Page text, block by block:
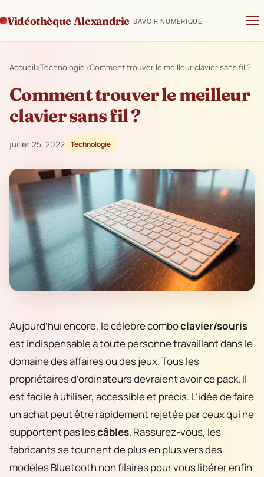
Vidéothèque Alexandrie SAVOIR NUMÉRIQUE
Accueil›Technologie›Comment trouver le meilleur clavier sans fil ?
Comment trouver le meilleur
clavier sans fil ?
juillet 25, 2022 Technologie
Aujourd’hui encore, le célèbre comboclavier/souris
est indispensable à toute personne travaillant dans le
domaine des affaires ou des jeux. Tous les
propriétaires d’ordinateurs devraient avoir ce pack. Il
est facile à utiliser, accessible et précis. L’idée de faire
un achat peut être rapidement rejetée par ceux qui ne
supportent pas lescâbles. Rassurez-vous, les
fabricants se tournent de plus en plus vers des
modèles Bluetooth non filaires pour vous libérer enfin